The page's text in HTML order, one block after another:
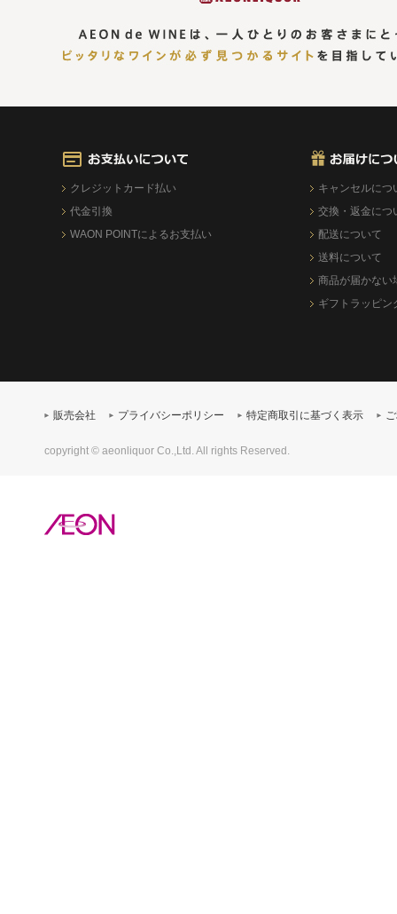
クレジットカード払い
代金引換
WAON POINTによるお支払い
キャンセルにつ
交換・返金につ
配送について
送料について
商品が届かない
ギフトラッピン
販売会社 プライバシーポリシー 特定商取引に基づく表示
copyright © aeonliquor Co.,Ltd. All rights Reserved.